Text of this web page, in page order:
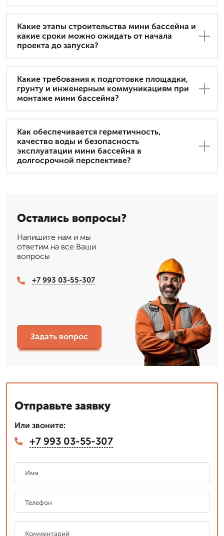
Какие этапы строительства мини бассейна и
какие сроки можно ожидать от начала
проекта до запуска?
Какие требования к подготовке площадки,
грунту и инженерным коммуникациям при
монтаже мини бассейна?
Как обеспечивается герметичность,
качество воды и безопасность
эксплуатации мини бассейна в
долгосрочной перспективе?
Остались вопросы?
Напишите нам и мы
ответим на все Ваши
вопросы
+7 993 03-55-307
Задать вопрос
Отправьте заявку
Или звоните:
+7 993 03-55-307